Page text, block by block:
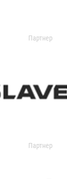
Партнер
Партнер